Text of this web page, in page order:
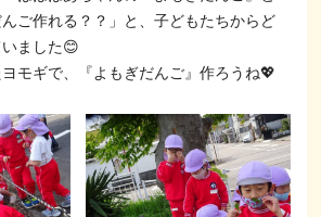
ご作れる？？」と、子どもたちからど
ました😊
モギで、『よもぎだんご』作ろうね💖